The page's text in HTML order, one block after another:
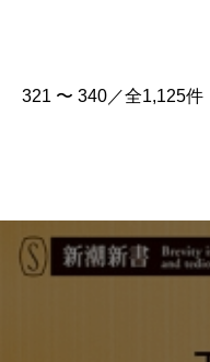
321 〜 340／全1,125件